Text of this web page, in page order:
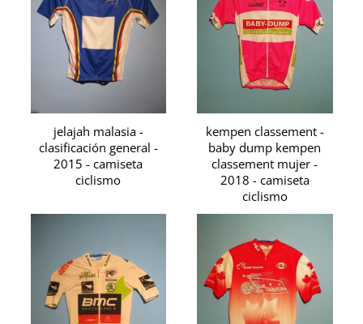
jelajah malasia -
clasificación general -
2015 - camiseta
ciclismo
kempen classement -
baby dump kempen
classement mujer -
2018 - camiseta
ciclismo